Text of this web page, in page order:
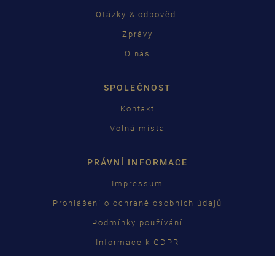
Otázky & odpovědi
Zprávy
O nás
SPOLEČNOST
Kontakt
Volná místa
PRÁVNÍ INFORMACE
Impressum
Prohlášení o ochraně osobních údajů
Podmínky používání
Informace k GDPR